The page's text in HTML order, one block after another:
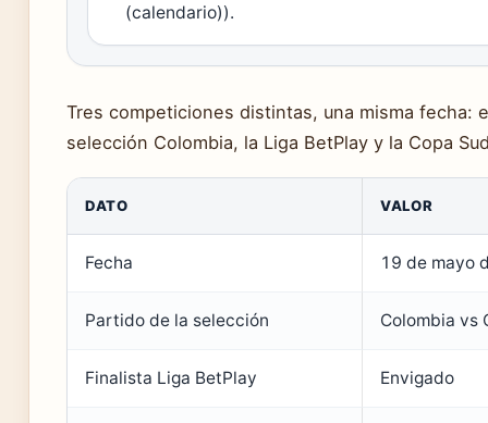
(calendario)).
Tres competiciones distintas, una misma fecha:
selección Colombia, la Liga BetPlay y la Copa
DATO VALOR
Fecha 19 de mayo
Partido de la selección Colombia vs
Finalista Liga BetPlay Envigado